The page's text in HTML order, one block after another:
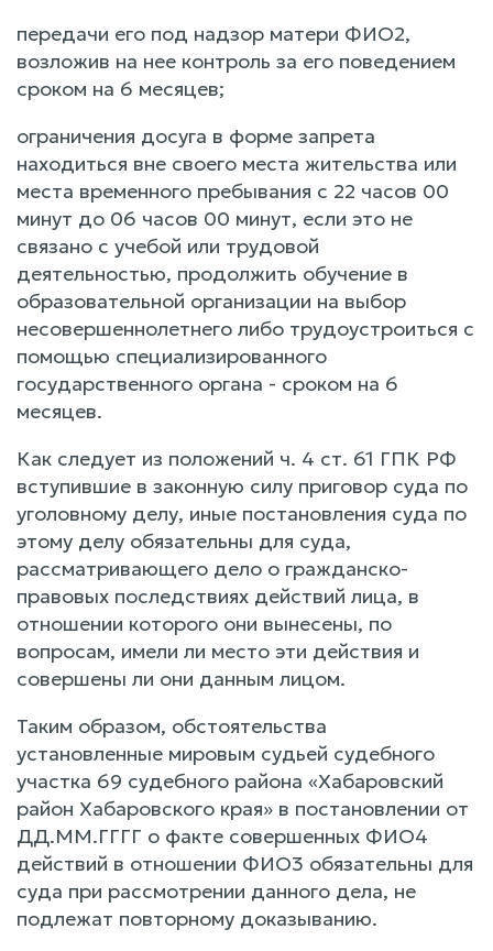
передачи его под надзор матери ФИО2,
возложив на нее контроль за его поведением
сроком на 6 месяцев;
ограничения досуга в форме запрета
находиться вне своего места жительства или
места временного пребывания с 22 часов 00
минут до 06 часов 00 минут, если это не
связано с учебой или трудовой
деятельностью, продолжить обучение в
образовательной организации на выбор
несовершеннолетнего либо трудоустроиться с
помощью специализированного
государственного органа - сроком на 6
месяцев.
Как следует из положений ч. 4 ст. 61 ГПК РФ
вступившие в законную силу приговор суда по
уголовному делу, иные постановления суда по
этому делу обязательны для суда,
рассматривающего дело о гражданско-
правовых последствиях действий лица, в
отношении которого они вынесены, по
вопросам, имели ли место эти действия и
совершены ли они данным лицом.
Таким образом, обстоятельства
установленные мировым судьей судебного
участка 69 судебного района «Хабаровский
район Хабаровского края» в постановлении от
ДД.ММ.ГГГГ о факте совершенных ФИО4
действий в отношении ФИО3 обязательны для
суда при рассмотрении данного дела, не
подлежат повторному доказыванию.